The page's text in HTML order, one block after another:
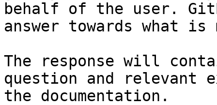
behalf of the user.
answer towards what
The response will
question and relevant
the documentation.